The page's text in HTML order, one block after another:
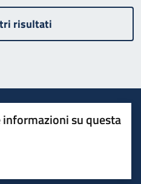
risultati
su questa
su 5
5